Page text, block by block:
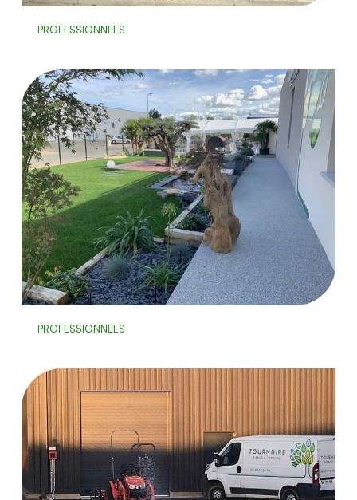
PROFESSIONNELS
PROFESSIONNELS